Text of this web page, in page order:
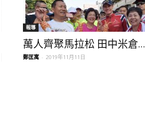
報導
萬人齊聚馬拉松 田中米倉...
鄭匡寓 - 2019年11月11日